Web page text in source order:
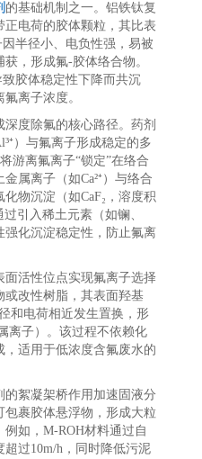
的基础机制之一。铝铁钛复
电荷的胶体颗粒，其比表
半径小、电负性强，易被
，形成氟-胶体络合物。
胶体稳定性下降而共沉
离子浓度。
度除氟的核心路径。药剂
）与氟离子形成稳定的多
游离氟离子“锁定”在络合
属离子（如Ca²⁺）与络合
物沉淀（如CaF₂，溶度积
过引入稀土元素（如镧、
化沉淀稳定性，防止氟离
活性位点实现氟离子选择
或改性树脂，其表面羟基
和电荷相近发生置换，形
离子）。该过程不依赖化
适用于低浓度含氟废水的
絮凝架桥作用加速固液分
裹胶体悬浮物，形成大粒
如，M-ROH材料通过自
过10m/h，同时降低污泥